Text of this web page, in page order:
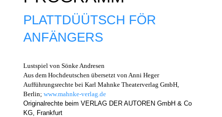
PLATTDÜÜTSCH FÖR
ANFÄNGERS
Lustspiel von Sönke Andresen
Aus dem Hochdeutschen übersetzt von Anni Heger
Aufführungsrechte bei Karl Mahnke Theaterverlag GmbH,
Berlin; www.mahnke-verlag.de
Originalrechte beim VERLAG DER AUTOREN GmbH & Co
KG, Frankfurt